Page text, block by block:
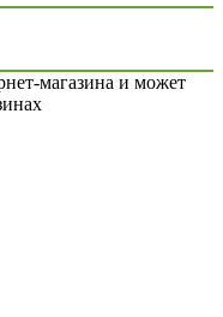
магазина и может